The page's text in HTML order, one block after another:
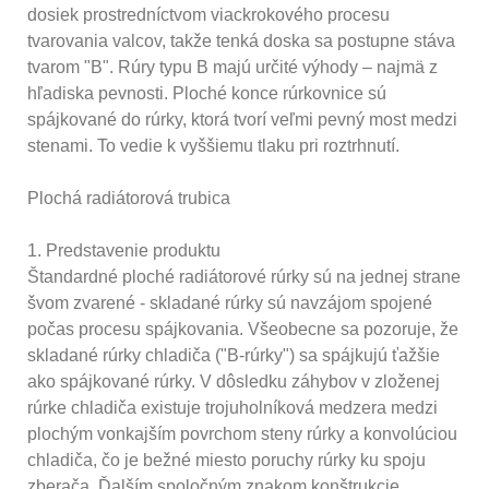
dosiek prostredníctvom viackrokového procesu
tvarovania valcov, takže tenká doska sa postupne stáva
tvarom "B". Rúry typu B majú určité výhody – najmä z
hľadiska pevnosti. Ploché konce rúrkovnice sú
spájkované do rúrky, ktorá tvorí veľmi pevný most medzi
stenami. To vedie k vyššiemu tlaku pri roztrhnutí.
Plochá radiátorová trubica
1. Predstavenie produktu
Štandardné ploché radiátorové rúrky sú na jednej strane
švom zvarené - skladané rúrky sú navzájom spojené
počas procesu spájkovania. Všeobecne sa pozoruje, že
skladané rúrky chladiča ("B-rúrky") sa spájkujú ťažšie
ako spájkované rúrky. V dôsledku záhybov v zloženej
rúrke chladiča existuje trojuholníková medzera medzi
plochým vonkajším povrchom steny rúrky a konvolúciou
chladiča, čo je bežné miesto poruchy rúrky ku spoju